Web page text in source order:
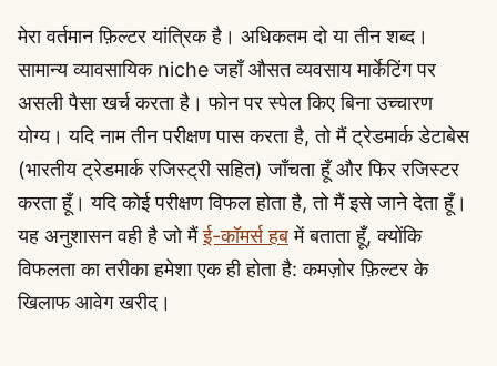
मेरा वर्तमान फ़िल्टर यांत्रिक है। अधिकतम दो या तीन शब्द।
सामान्य व्यावसायिक niche जहाँ औसत व्यवसाय मार्केटिंग पर
असली पैसा खर्च करता है। फोन पर स्पेल किए बिना उच्चारण
योग्य। यदि नाम तीन परीक्षण पास करता है, तो मैं ट्रेडमार्क डेटाबेस
(भारतीय ट्रेडमार्क रजिस्ट्री सहित) जाँचता हूँ और फिर रजिस्टर
करता हूँ। यदि कोई परीक्षण विफल होता है, तो मैं इसे जाने देता हूँ।
यह अनुशासन वही है जो मैंई-कॉमर्स हबमें बताता हूँ, क्योंकि
विफलता का तरीका हमेशा एक ही होता है: कमज़ोर फ़िल्टर के
खिलाफ आवेग खरीद।